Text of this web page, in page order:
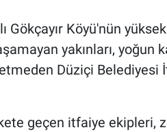
Gökçayır Köyü'nün
yakınları, yoğun
Düziçi Belediyesi
geçen itfaiye ekipleri,